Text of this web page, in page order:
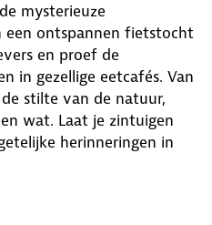
mysterieuze
een ontspannen fietstocht
en proef de
in gezellige eetcafés. Van
stilte van de natuur,
wat. Laat je zintuigen
herinneringen in